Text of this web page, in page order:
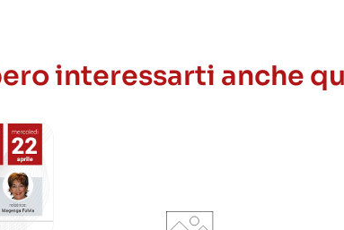
interessarti anche